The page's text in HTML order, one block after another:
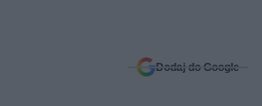
Dodaj do Google